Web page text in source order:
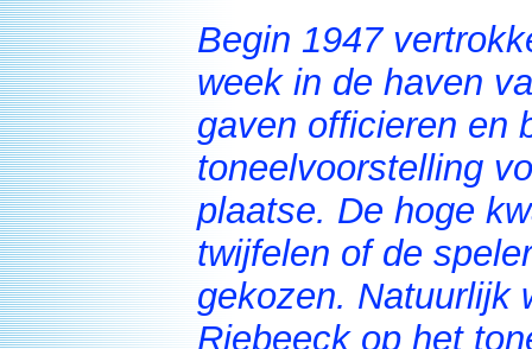
Begin 1947
week in de haven
gaven officieren en
toneelvoorstelling
plaatse. De hoge
twijfelen of de
gekozen. Natuurlijk
Riebeeck op het